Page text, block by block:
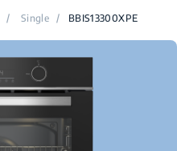
/ Single / BBIS13300XPE